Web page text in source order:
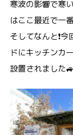
寒波の影響で寒
はここ最近で一
そしてなんと❗
ドにキッチンカ
設置されました